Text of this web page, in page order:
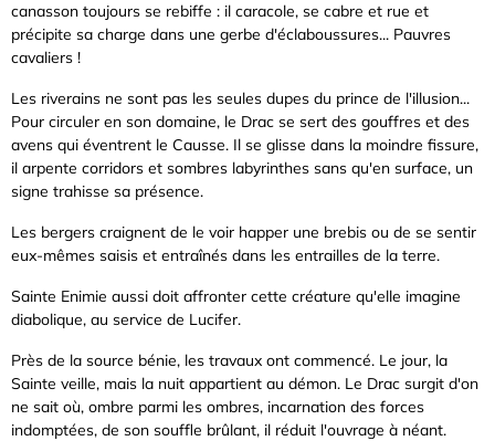
canasson toujours se rebiffe : il caracole, se cabre et rue et
précipite sa charge dans une gerbe d'éclaboussures... Pauvres
cavaliers !
Les riverains ne sont pas les seules dupes du prince de l'illusion...
Pour circuler en son domaine, le Drac se sert des gouffres et des
avens qui éventrent le Causse. Il se glisse dans la moindre fissure,
il arpente corridors et sombres labyrinthes sans qu'en surface, un
signe trahisse sa présence.
Les bergers craignent de le voir happer une brebis ou de se sentir
eux-mêmes saisis et entraînés dans les entrailles de la terre.
Sainte Enimie aussi doit affronter cette créature qu'elle imagine
diabolique, au service de Lucifer.
Près de la source bénie, les travaux ont commencé. Le jour, la
Sainte veille, mais la nuit appartient au démon. Le Drac surgit d'on
ne sait où, ombre parmi les ombres, incarnation des forces
indomptées, de son souffle brûlant, il réduit l'ouvrage à néant.